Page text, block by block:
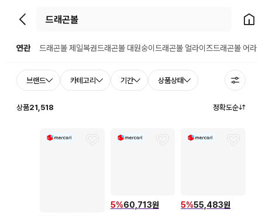
뒤로가기 홈으
연관 드래곤볼 제일복권드래곤볼 대원숭이 드래곤볼 얼라이즈드래곤볼 어라
브랜드 카테고리 기간 상품상태
상품21,518 정확도순
5%60,713원 5%55,483원